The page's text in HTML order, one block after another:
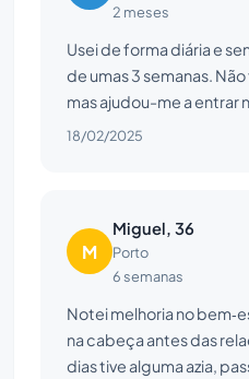
2 meses
Usei de forma diária e
de umas 3 semanas.
mas ajudou-me a entrar
18/02/2025
M
Miguel, 36
Porto
6 semanas
Notei melhoria no
na cabeça antes das
dias tive alguma azia,